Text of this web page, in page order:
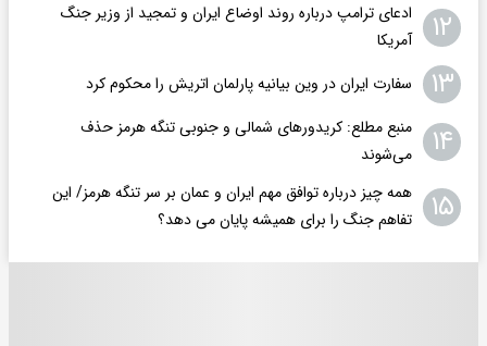
۱۲
ادعای ترامپ درباره روند اوضاع ایران و تمجید از وزیر جنگ
آمریکا
۱۳ سفارت ایران در وین بیانیه پارلمان اتریش را محکوم کرد
۱۴
منبع مطلع: کریدورهای شمالی و جنوبی تنگه هرمز حذف
می‌شوند
۱۵
همه چیز درباره توافق مهم ایران و عمان بر سر تنگه هرمز/ این
تفاهم جنگ را برای همیشه پایان می دهد؟